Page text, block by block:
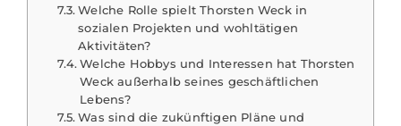
Welche Rolle spielt Thorsten Weck in
sozialen Projekten und wohltätigen
Aktivitäten?
Welche Hobbys und Interessen hat Thorsten
Weck außerhalb seines geschäftlichen
Lebens?
Was sind die zukünftigen Pläne und